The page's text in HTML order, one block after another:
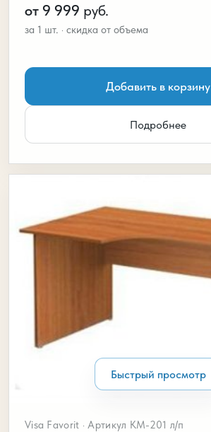
от 9 999 руб.
Добавить в корзину
Подробнее
Быстрый просмотр
Visa Favorit · Артикул КМ-201 л/п